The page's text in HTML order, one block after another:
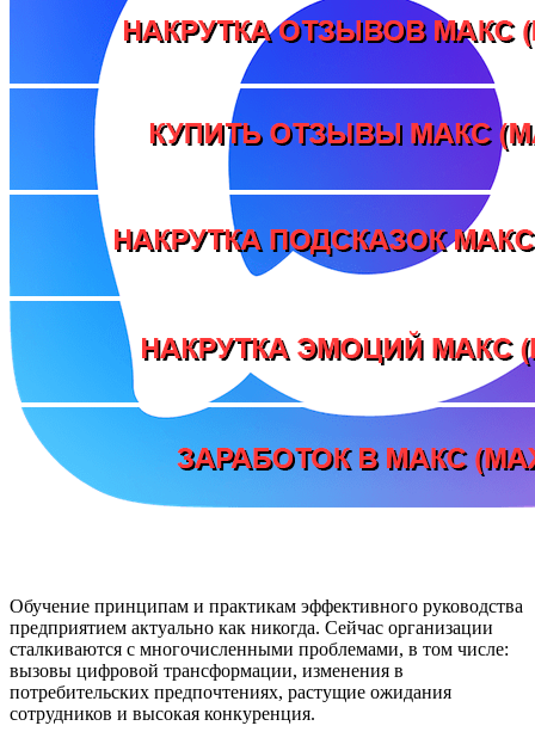
Обучение принципам и практикам эффективного руководства
предприятием актуально как никогда. Сейчас организации
сталкиваются с многочисленными проблемами, в том числе:
вызовы цифровой трансформации, изменения в
потребительских предпочтениях, растущие ожидания
сотрудников и высокая конкуренция.